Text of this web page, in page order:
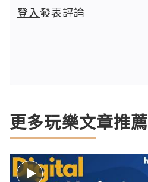
登入發表評論
更多玩樂文章推薦